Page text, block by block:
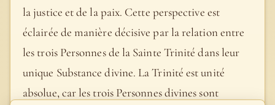
la justice et de la paix. Cette perspective est
éclairée de manière décisive par la relation entre
les trois Personnes de la Sainte Trinité dans leur
unique Substance divine. La Trinité est unité
absolue, car les trois Personnes divines sont